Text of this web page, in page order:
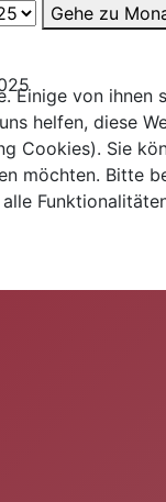
Gehe zu
Einige von ihnen
helfen, diese
Cookies). Sie
möchten. Bitte